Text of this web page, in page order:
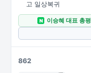
고 일상복귀
N 이승혜 대표 총평
862